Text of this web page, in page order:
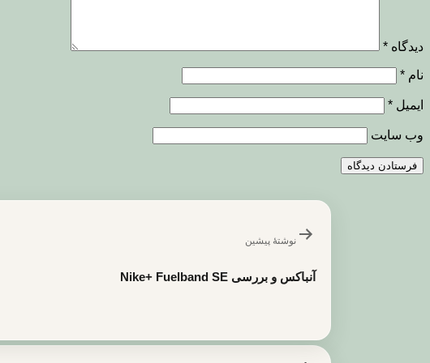
دیدگاه *
نام *
ایمیل *
وب‌ سایت
راهبری
نوشتهنوشتهٔ پیشین
آنباکس و بررسی Nike+ Fuelband SE